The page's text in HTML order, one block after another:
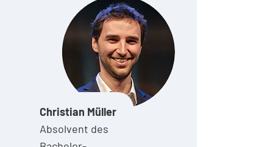
Christian Müller
Absolvent des